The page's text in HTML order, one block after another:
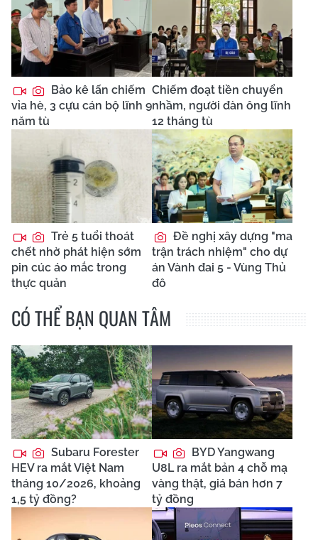
Bảo kê lấn chiếm
vỉa hè, 3 cựu cán bộ lĩnh 9
năm tù
Chiếm đoạt tiền chuyển
nhầm, người đàn ông lĩnh
12 tháng tù
Trẻ 5 tuổi thoát
chết nhờ phát hiện sớm
pin cúc áo mắc trong
thực quản
Đề nghị xây dựng "ma
trận trách nhiệm" cho dự
án Vành đai 5 - Vùng Thủ
đô
CÓ THỂ BẠN QUAN TÂM
Subaru Forester
HEV ra mắt Việt Nam
tháng 10/2026, khoảng
1,5 tỷ đồng?
BYD Yangwang
U8L ra mắt bản 4 chỗ mạ
vàng thật, giá bán hơn 7
tỷ đồng